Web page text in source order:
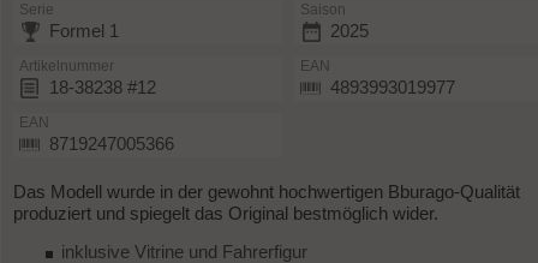
Serie
Formel 1
Saison
2025
Artikelnummer
18-38238 #12
EAN
4893993019977
EAN
8719247005366
Das Modell wurde in der gewohnt hochwertigen Bburago-Qualität
produziert und spiegelt das Original bestmöglich wider.
inklusive Vitrine und Fahrerfigur